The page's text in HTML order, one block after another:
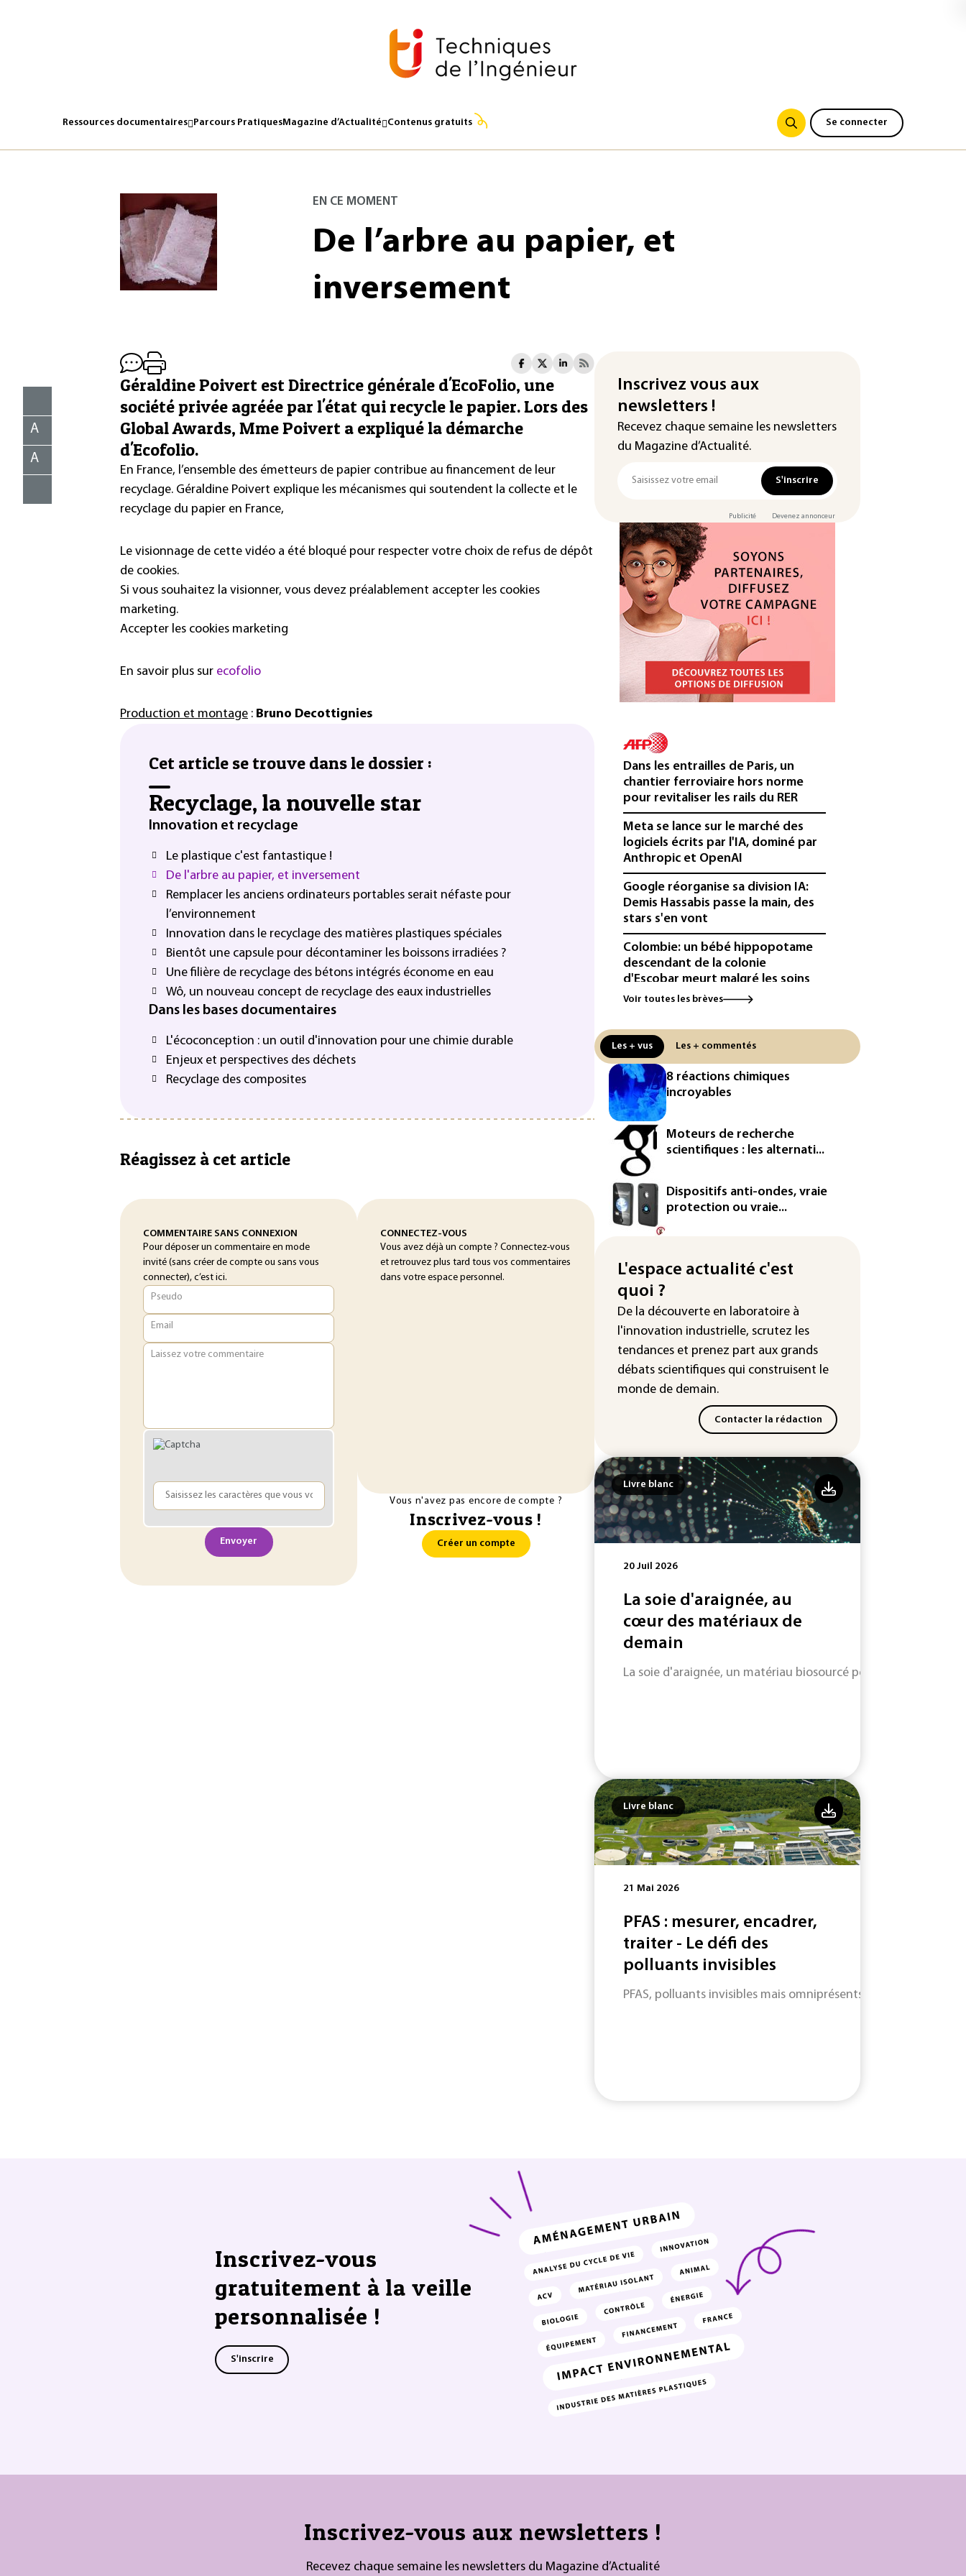
Ressources documentaires Parcours PratiquesMagazine d’Actualité Contenus gratuits Se connecter
EN CE MOMENT
De l’arbre au papier, et
inversement
A
A
Géraldine Poivert est Directrice générale d'EcoFolio, une
société privée agréée par l'état qui recycle le papier. Lors des
Global Awards, Mme Poivert a expliqué la démarche
d'Ecofolio.
En France, l’ensemble des émetteurs de papier contribue au financement de leur
recyclage. Géraldine Poivert explique les mécanismes qui soutendent la collecte et le
recyclage du papier en France,
Le visionnage de cette vidéo a été bloqué pour respecter votre choix de refus de dépôt
de cookies.
Si vous souhaitez la visionner, vous devez préalablement accepter les cookies
marketing.
Accepter les cookies marketing
En savoir plus sur ecofolio
Production et montage : Bruno Decottignies
Cet article se trouve dans le dossier :
Recyclage, la nouvelle star
Innovation et recyclage
Le plastique c'est fantastique !
De l'arbre au papier, et inversement
Remplacer les anciens ordinateurs portables serait néfaste pour
l’environnement
Innovation dans le recyclage des matières plastiques spéciales
Bientôt une capsule pour décontaminer les boissons irradiées ?
Une filière de recyclage des bétons intégrés économe en eau
Wô, un nouveau concept de recyclage des eaux industrielles
Dans les bases documentaires
L'écoconception : un outil d'innovation pour une chimie durable
Enjeux et perspectives des déchets
Recyclage des composites
Réagissez à cet article
COMMENTAIRE SANS CONNEXION
Pour déposer un commentaire en mode
invité (sans créer de compte ou sans vous
connecter), c’est ici.
Pseudo
Email
Laissez votre commentaire
Envoyer
CONNECTEZ-VOUS
Vous avez déjà un compte ? Connectez-vous
et retrouvez plus tard tous vos commentaires
dans votre espace personnel.
Vous n'avez pas encore de compte ?
Inscrivez-vous !
Créer un compte
Inscrivez vous aux
newsletters !
Recevez chaque semaine les newsletters
du Magazine d’Actualité.
S'inscrire
Publicité Devenez annonceur
Dans les entrailles de Paris, un
chantier ferroviaire hors norme
pour revitaliser les rails du RER
Meta se lance sur le marché des
logiciels écrits par l'IA, dominé par
Anthropic et OpenAI
Google réorganise sa division IA:
Demis Hassabis passe la main, des
stars s'en vont
Colombie: un bébé hippopotame
descendant de la colonie
d'Escobar meurt malgré les soins
Éclipse: une baisse temporaire de
attendue en Europe
L'Autriche bat son record absolu
de chaleur pour le deuxième jour
d'affilée
Inde : Meta sommé de s'excuser
après le retrait d'une vidéo de
Modi
La défense, voie de diversification
pour un secteur automobile à la
peine
"bannissement numérique" pour
deux streamers jugés pour des
violences et humiliations en ligne
IA : Mythos 5 d'Anthropic crée de
fausses identités lors d'un test au
Royaume-Uni
Voir toutes les brèves
Les + vus Les + commentés
8 réactions chimiques
incroyables
Moteurs de recherche
scientifiques : les alternati...
Dispositifs anti-ondes, vraie
protection ou vraie...
L'espace actualité c'est
quoi ?
De la découverte en laboratoire à
l'innovation industrielle, scrutez les
tendances et prenez part aux grands
débats scientifiques qui construisent le
monde de demain.
Contacter la rédaction
Livre blanc
20 Juil 2026
La soie d'araignée, au
cœur des matériaux de
demain
La soie d'araignée, un matériau biosourcé performant et
Livre blanc
21 Mai 2026
PFAS : mesurer, encadrer,
traiter - Le défi des
polluants invisibles
PFAS, polluants invisibles mais omniprésents : entre angles
Inscrivez-vous
gratuitement à la veille
personnalisée !
S'inscrire
Inscrivez-vous aux newsletters !
Recevez chaque semaine les newsletters du Magazine d’Actualité